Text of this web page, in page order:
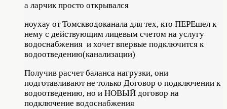
а ларчик просто открывался
ноухау от Томскводоканала для тех, кто ПЕРЕшел к
нему с действующим лицевым счетом на услугу
водоснабжения и хочет впервые подключится к
водоотведению(канализации)
Получив расчет баланса нагрузки, они
подготавливают не только Договор о подключении к
водоотведению, но и НОВЫЙ договор на
подключение водоснабжения